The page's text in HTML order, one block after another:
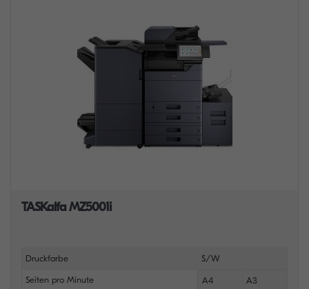
TASKalfa MZ5001i
Druckfarbe S/W
Seiten pro Minute A4 A3